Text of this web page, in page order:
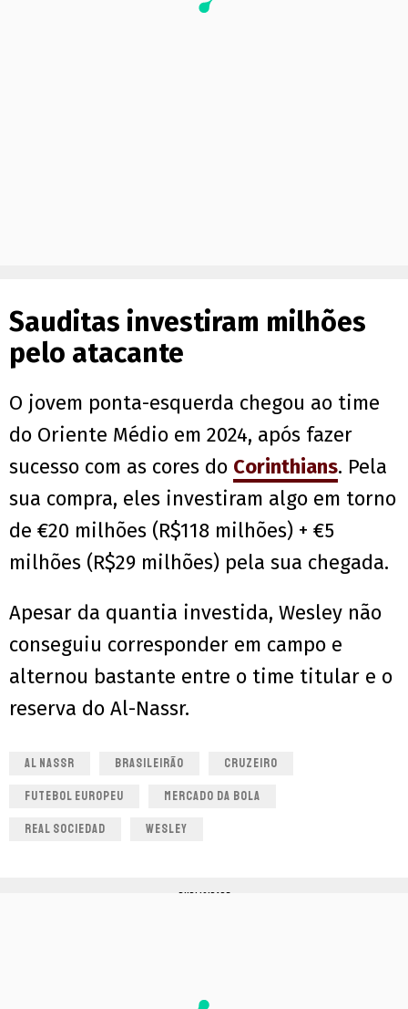
Sauditas investiram milhões
pelo atacante
O jovem ponta-esquerda chegou ao time
do Oriente Médio em 2024, após fazer
sucesso com as cores do Corinthians. Pela
sua compra, eles investiram algo em torno
de €20 milhões (R$118 milhões) + €5
milhões (R$29 milhões) pela sua chegada.
Apesar da quantia investida, Wesley não
conseguiu corresponder em campo e
alternou bastante entre o time titular e o
reserva do Al-Nassr.
AL NASSR BRASILEIRÃO CRUZEIRO
FUTEBOL EUROPEU MERCADO DA BOLA
REAL SOCIEDAD WESLEY
PUBLICIDADE